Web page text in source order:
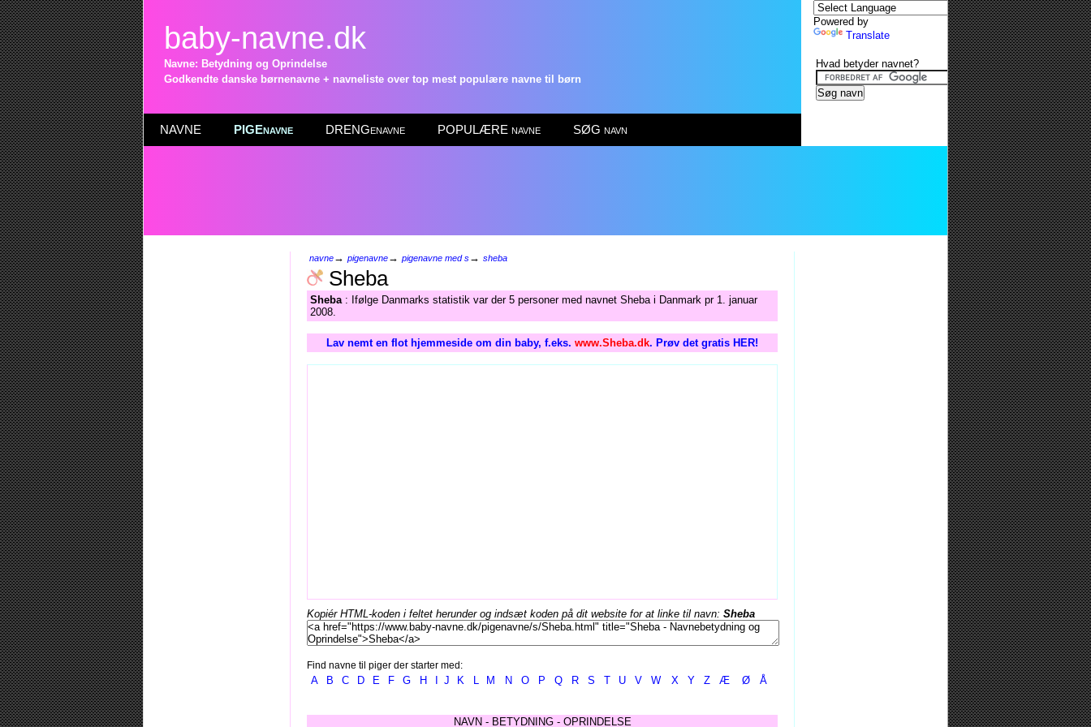
baby-navne.dk
Navne: Betydning og Oprindelse
Godkendte danske børnenavne + navneliste over top mest populære navne til børn
NAVNE PIGEnavne DRENGenavne POPULÆRE navne SØG navn
navne→ pigenavne→ pigenavne med s→ sheba
Sheba
Sheba: Ifølge Danmarks statistik var der 5 personer med navnet Sheba i Danmark pr 1. januar
2008.
Lav nemt en flot hjemmeside om din baby, f.eks. www.Sheba.dk. Prøv det gratis HER!
Kopiér HTML-koden i feltet herunder og indsæt koden på dit website for at linke til navn: Sheba
Find navne til piger der starter med:
A B C D E F G H J K L M N O P Q R S T U V W X Y Z Æ Ø Å
NAVN - BETYDNING - OPRINDELSE
Powered by
Translate
Hvad betyder navnet?